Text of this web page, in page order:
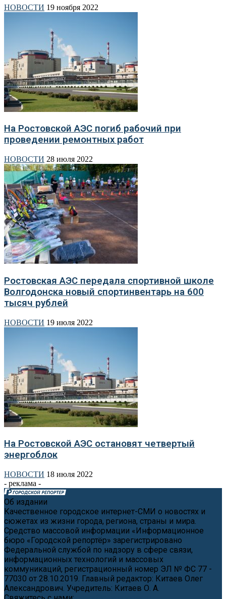
НОВОСТИ 19 ноября 2022
На Ростовской АЭС погиб рабочий при
проведении ремонтных работ
НОВОСТИ 28 июля 2022
Ростовская АЭС передала спортивной школе
Волгодонска новый спортинвентарь на 600
тысяч рублей
НОВОСТИ 19 июля 2022
На Ростовской АЭС остановят четвертый
энергоблок
НОВОСТИ 18 июля 2022
- реклама -
Об издании
Качественное городское интернет-СМИ о новостях и
сюжетах из жизни города, региона, страны и мира.
Средство массовой информации «Информационное
бюро «Городской репортёр» зарегистрировано
Федеральной службой по надзору в сфере связи,
информационных технологий и массовых
коммуникаций, регистрационный номер ЭЛ № ФС 77 -
77030 от 28.10.2019. Главный редактор: Китаев Олег
Александрович. Учредитель: Китаев О. А.